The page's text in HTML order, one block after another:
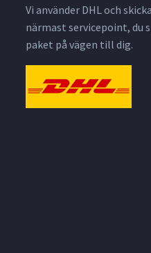
Vi använder DHL och
närmast servicepoint, du
paket på vägen till dig.